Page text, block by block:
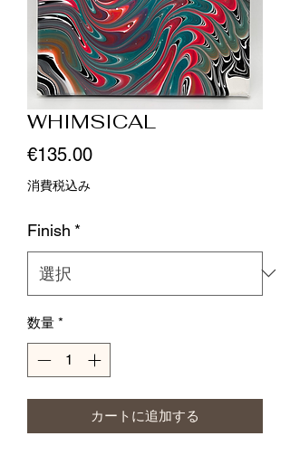
WHIMSICAL
€135.00価
消費税込み
Finish *
数量 *
カートに追加する